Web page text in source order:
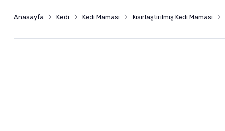
Anasayfa Kedi Kedi Maması Kısırlaştırılmış Kedi Maması